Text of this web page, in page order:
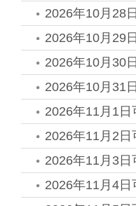
2026年10月28
2026年10月29
2026年10月30
2026年10月31
2026年11月1日
2026年11月2日
2026年11月3日
2026年11月4日